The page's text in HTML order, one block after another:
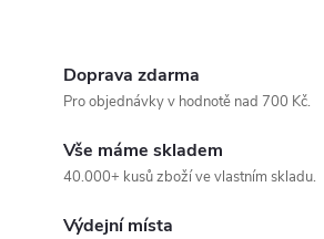
Doprava zdarma
Pro objednávky v hodnotě nad 700 Kč.
Vše máme skladem
40.000+ kusů zboží ve vlastním skladu.
Výdejní místa